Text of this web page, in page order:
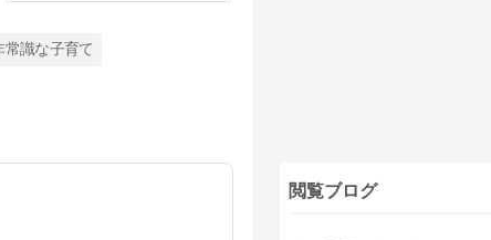
常識な子育て
閲覧ブログ